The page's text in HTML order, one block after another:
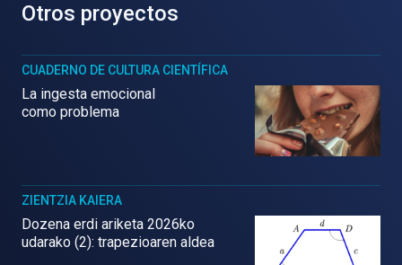
Otros proyectos
CUADERNO DE CULTURA CIENTÍFICA
La ingesta emocional
como problema
ZIENTZIA KAIERA
Dozena erdi ariketa 2026ko
udarako (2): trapezioaren aldea